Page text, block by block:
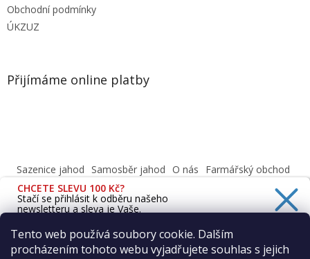
Tento web používá soubory cookie. Dalším
procházením tohoto webu vyjadřujete souhlas s jejich
Obchodní podmínky
ÚKZUZ
Přijímáme online platby
Sazenice jahod Samosběr jahod O nás
Farmářský obchod
Obchodní podmínky
Informace o ochraně osobních údajů dle GDPR
Cafenavysluni.cz - Objednat a vyzvednout
CHCETE SLEVU 100 Kč?
Stačí se přihlásit k odběru našeho
newsletteru a sleva je Vaše.